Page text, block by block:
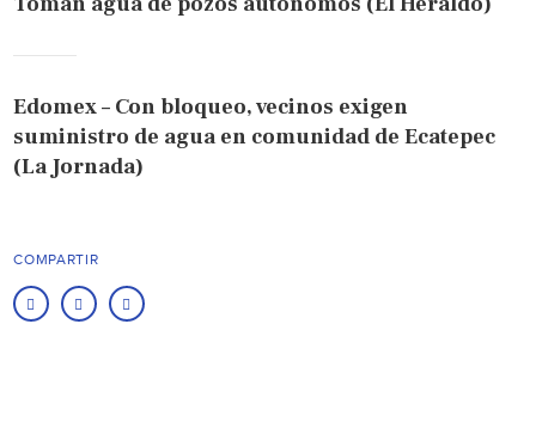
Edomex – Con bloqueo, vecinos exigen
suministro de agua en comunidad de Ecatepec
(La Jornada)
COMPARTIR